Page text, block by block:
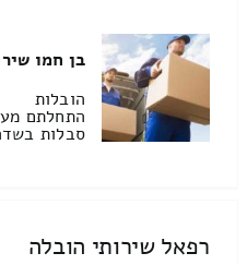
בן חמו
הובלות
התחלתם
סבלות
רפאל שירותי הובלה